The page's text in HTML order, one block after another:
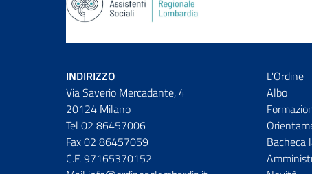
INDIRIZZO
Via Saverio Mercadante, 4
20124 Milano
Tel 02 86457006
Fax 02 86457059
C.F. 97165370152
L'Ordine
Albo
Bacheca